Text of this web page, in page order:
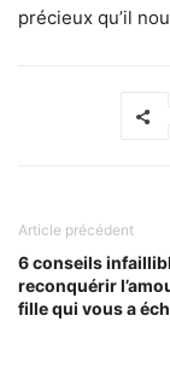
précieux qu’il
Article précédent
6 conseils
reconquérir
fille qui vous a